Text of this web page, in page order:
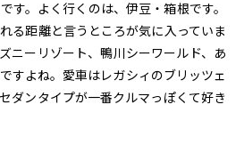
す。よく行くのは、伊豆・箱根です。
る距離と言うところが気に入っていま
ニーリゾート、鴨川シーワールド、あ
すよね。愛車はレガシィのブリッツェ
ダンタイプが一番クルマっぽくて好き